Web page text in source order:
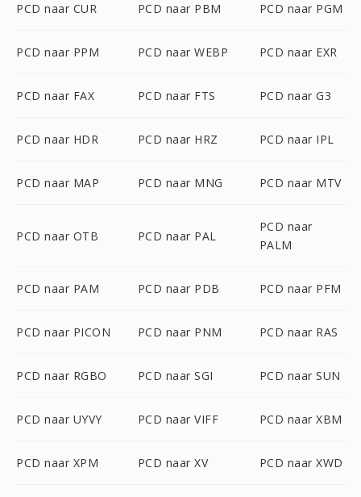
PCD naar CUR PCD naar PBM PCD naar PGM
PCD naar PPM PCD naar WEBP PCD naar EXR
PCD naar FAX PCD naar FTS PCD naar G3
PCD naar HDR PCD naar HRZ PCD naar IPL
PCD naar MAP PCD naar MNG PCD naar MTV
PCD naar OTB PCD naar PAL
PCD naar
PALM
PCD naar PAM PCD naar PDB PCD naar PFM
PCD naar PICON PCD naar PNM PCD naar RAS
PCD naar RGBO PCD naar SGI PCD naar SUN
PCD naar UYVY PCD naar VIFF PCD naar XBM
PCD naar XPM PCD naar XV PCD naar XWD